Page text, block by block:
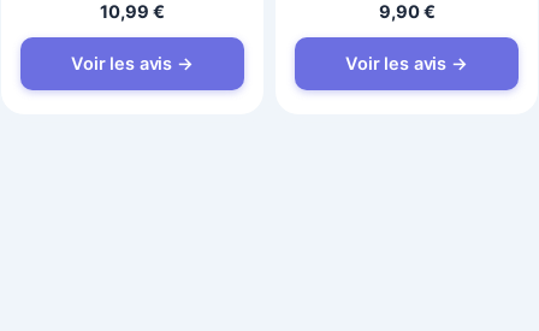
4.5
sur 5
10,99 €
Voir les avis →
4.7
sur 5
9,90€
Voir les avis →